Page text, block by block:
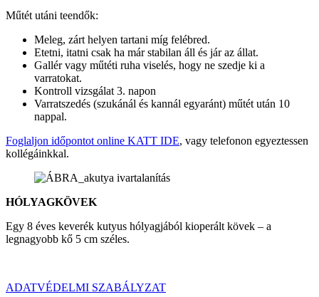
Műtét utáni teendők:
Meleg, zárt helyen tartani míg felébred.
Etetni, itatni csak ha már stabilan áll és jár az állat.
Gallér vagy műtéti ruha viselés, hogy ne szedje ki a
varratokat.
Kontroll vizsgálat 3. napon
Varratszedés (szukánál és kannál egyaránt) műtét után 10
nappal.
Foglaljon időpontot online KATT IDE, vagy telefonon egyeztessen
kollégáinkkal.
HÓLYAGKÖVEK
Egy 8 éves keverék kutyus hólyagjából kioperált kövek – a
legnagyobb kő 5 cm széles.
ADATVÉDELMI SZABÁLYZAT